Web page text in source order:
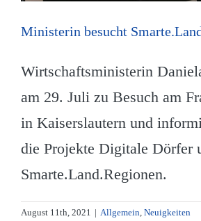
Ministerin besucht
Wirtschaftsministerin
am 29. Juli zu Besuch am
in Kaiserslautern und
die Projekte Digitale Dörfer
Smarte.Land.Regionen.
August 11th, 2021 | Allgemein, Neuigkeiten